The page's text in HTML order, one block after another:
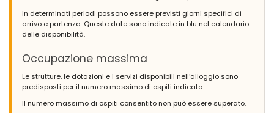
In determinati periodi possono essere previsti giorni specifici di
arrivo e partenza. Queste date sono indicate in blu nel calendario
delle disponibilità.
Occupazione massima
Le strutture, le dotazioni e i servizi disponibili nell’alloggio sono
predisposti per il numero massimo di ospiti indicato.
Il numero massimo di ospiti consentito non può essere superato.